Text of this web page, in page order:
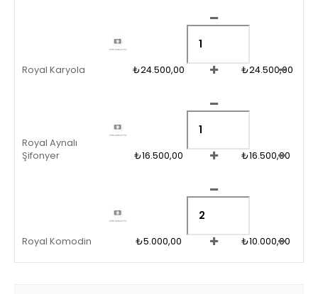
Royal Karyola ₺24.500,00 ₺24.500,00
Royal Aynalı
Şifonyer
₺16.500,00 ₺16.500,00
Royal Komodin ₺5.000,00 ₺10.000,00